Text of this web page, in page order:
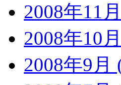
2008年11
2008年10
2008年9月